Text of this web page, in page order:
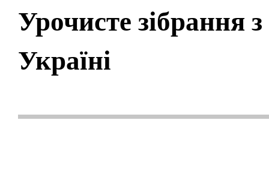
Урочисте зібрання
Україні